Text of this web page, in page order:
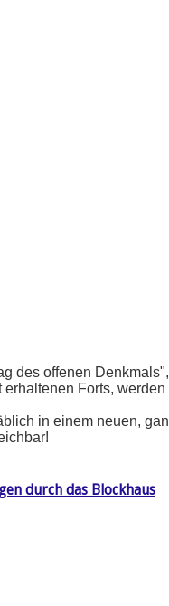
des offenen
erhaltenen Forts,
in einem neuen,
durch das Blockhaus